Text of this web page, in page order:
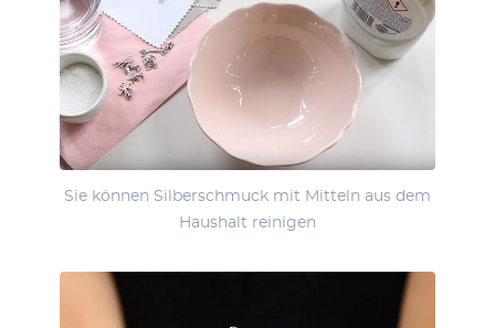
Sie können Silberschmuck mit Mitteln aus dem
Haushalt reinigen